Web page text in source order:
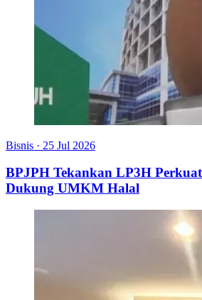
Bisnis · 25 Jul 2026
BPJPH Tekankan LP3H
Dukung UMKM Halal